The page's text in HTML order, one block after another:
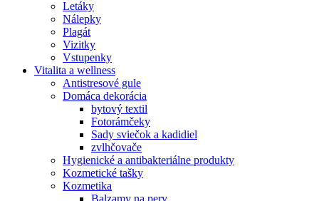
Letáky
Nálepky
Plagát
Vizitky
Vstupenky
Vitalita a wellness
Antistresové gule
Domáca dekorácia
bytový textil
Fotorámčeky
Sady sviečok a kadidiel
zvlhčovače
Hygienické a antibakteriálne produkty
Kozmetické tašky
Kozmetika
Balzamy na pery